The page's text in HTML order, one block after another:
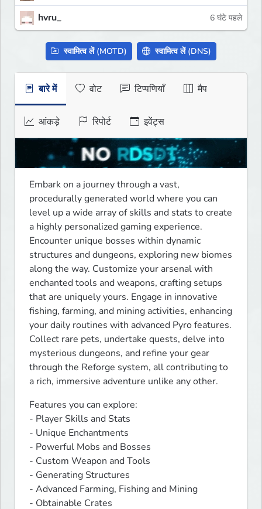
hvru_ 6 घंटे पहले
स्वामित्व लें (MOTD) स्वामित्व लें (DNS)
बारे में वोट टिप्पणियाँ मैप
आंकड़े रिपोर्ट इवेंट्स
Embark on a journey through a vast,
procedurally generated world where you can
level up a wide array of skills and stats to create
a highly personalized gaming experience.
Encounter unique bosses within dynamic
structures and dungeons, exploring new biomes
along the way. Customize your arsenal with
enchanted tools and weapons, crafting setups
that are uniquely yours. Engage in innovative
fishing, farming, and mining activities, enhancing
your daily routines with advanced Pyro features.
Collect rare pets, undertake quests, delve into
mysterious dungeons, and refine your gear
through the Reforge system, all contributing to
a rich, immersive adventure unlike any other.
Features you can explore:
- Player Skills and Stats
- Unique Enchantments
- Powerful Mobs and Bosses
- Custom Weapon and Tools
- Generating Structures
- Advanced Farming, Fishing and Mining
- Obtainable Crates